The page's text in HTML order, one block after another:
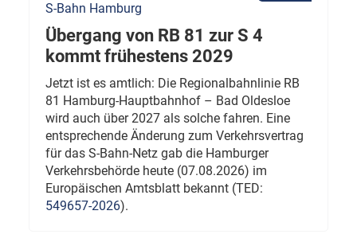
S-Bahn Hamburg
Übergang von RB 81 zur S 4
kommt frühestens 2029
Jetzt ist es amtlich: Die Regionalbahnlinie RB
81 Hamburg-Hauptbahnhof – Bad Oldesloe
wird auch über 2027 als solche fahren. Eine
entsprechende Änderung zum Verkehrsvertrag
für das S-Bahn-Netz gab die Hamburger
Verkehrsbehörde heute (07.08.2026) im
Europäischen Amtsblatt bekannt (TED:
549657-2026).